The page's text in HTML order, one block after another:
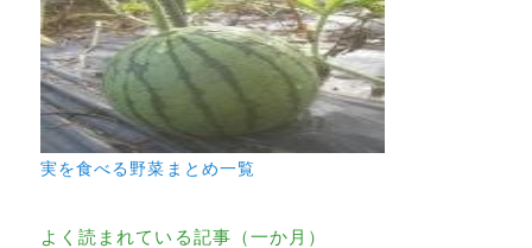
実を食べる野菜まとめ一覧
よく読まれている記事（一か月）